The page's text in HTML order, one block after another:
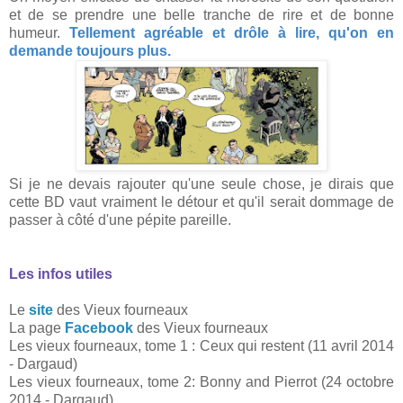
et de se prendre une belle tranche de rire et de bonne
humeur. Tellement agréable et drôle à lire, qu'on en
demande toujours plus.
Si je ne devais rajouter qu'une seule chose, je dirais que
cette BD vaut vraiment le détour et qu'il serait dommage de
passer à côté d'une pépite pareille.
Les infos utiles
Le site des Vieux fourneaux
La page Facebook des Vieux fourneaux
Les vieux fourneaux, tome 1 : Ceux qui restent (11 avril 2014
- Dargaud)
Les vieux fourneaux, tome 2: Bonny and Pierrot (24 octobre
2014 - Dargaud)